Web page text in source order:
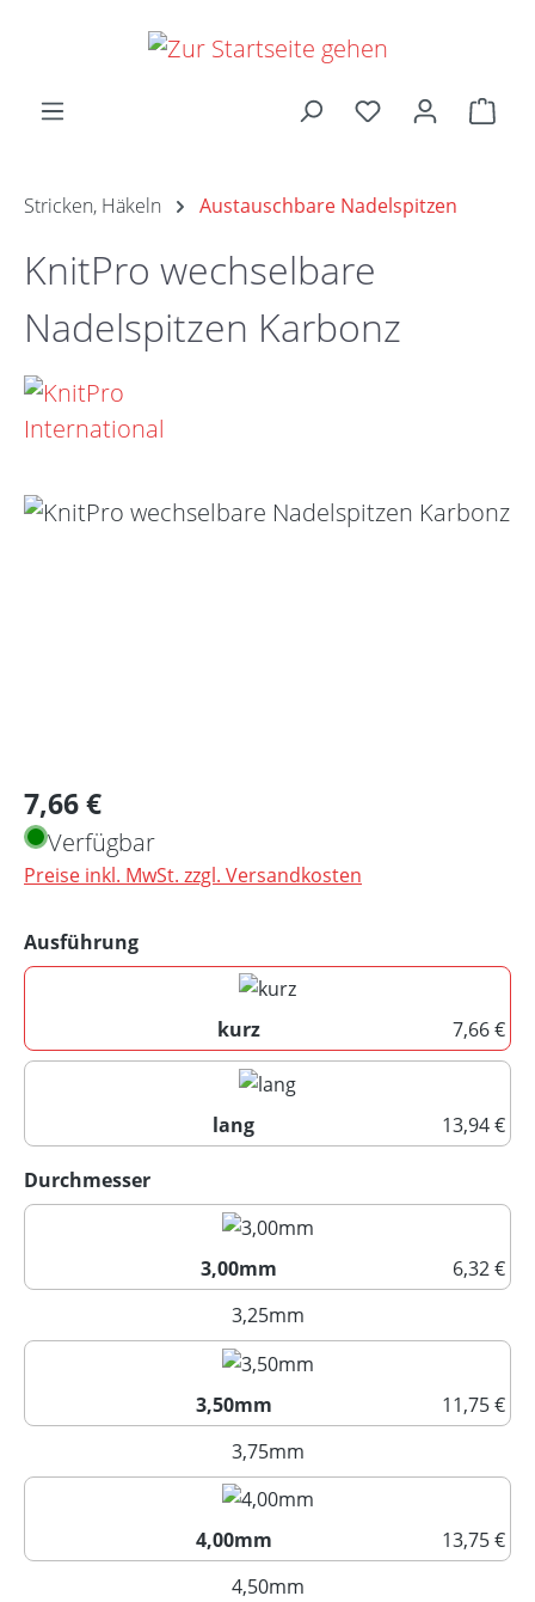
Zum Hauptinhalt springen
Stricken, Häkeln Austauschbare Nadelspitzen
KnitPro wechselbare
Nadelspitzen Karbonz
Bildergalerie überspringen
Regulärer Preis:
7,66 €
Verfügbar
Preise inkl. MwSt. zzgl. Versandkosten
Ausführungauswählen
kurz
7,66 €
kurz
lang
13,94 €
Durchmesserauswählen
3,00mm
6,32 €
3,00mm
3,25mm(Diese Option ist zurzeit
3,50mm
11,75 €
3,50mm
3,75mm(Diese Option ist zurzeit
4,00mm
13,75 €
4,00mm
4,50mm(Diese Option ist zurzeit